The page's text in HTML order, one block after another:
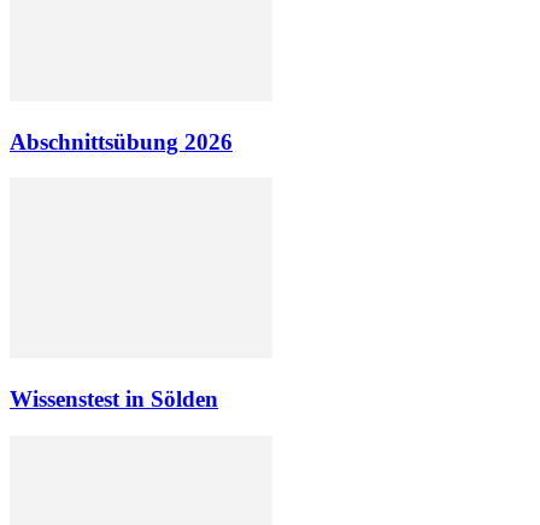
Abschnittsübung 2026
Wissenstest in Sölden